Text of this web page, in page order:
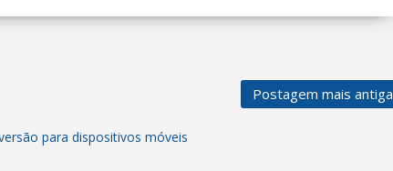
Postagem mais antiga
para dispositivos móveis